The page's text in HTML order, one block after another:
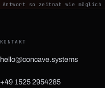
Antwort so zeitnah wie möglich
KONTAKT
hello@concave.systems
+49 1525 2954285